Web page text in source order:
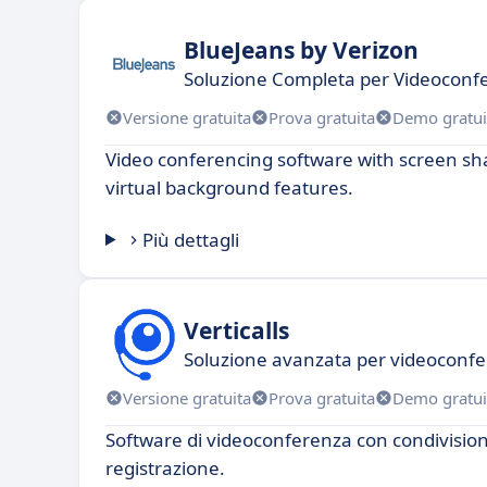
BlueJeans by Verizon
Soluzione Completa per
Versione gratuita Prova gratuita Demo
Video conferencing software with screen
virtual background features.
Più dettagli
Verticalls
Soluzione avanzata per
Versione gratuita Prova gratuita Demo
Software di videoconferenza con
registrazione.